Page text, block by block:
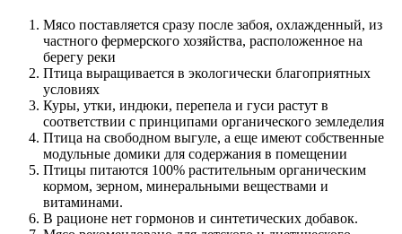
Мясо поставляется сразу после забоя, охлажденный, из
частного фермерского хозяйства, расположенное на
берегу реки
Птица выращивается в экологически благоприятных
условиях
Куры, утки, индюки, перепела и гуси растут в
соответствии с принципами органического земледелия
Птица на свободном выгуле, а еще имеют собственные
модульные домики для содержания в помещении
Птицы питаются 100% растительным органическим
кормом, зерном, минеральными веществами и
витаминами.
В рационе нет гормонов и синтетических добавок.